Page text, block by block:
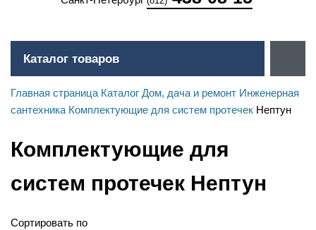
Каталог товаров
Главная страница Каталог Дом, дача и ремонт Инженерная
сантехника Комплектующие для систем протечек Нептун
Комплектующие для
систем протечек Нептун
Сортировать по